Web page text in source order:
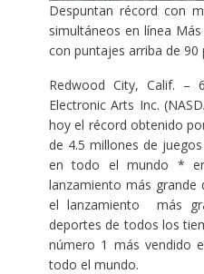
Despuntan récord con
simultáneos en línea
con puntajes arriba de 90
Redwood City, Calif.
Electronic Arts Inc.
hoy el récord obtenido
de 4.5 millones de
en todo el mundo *
lanzamiento más grande
el lanzamiento más
deportes de todos los
número 1 más vendido
todo el mundo.